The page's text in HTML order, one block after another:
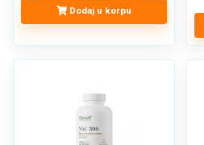
Dodaj u korpu